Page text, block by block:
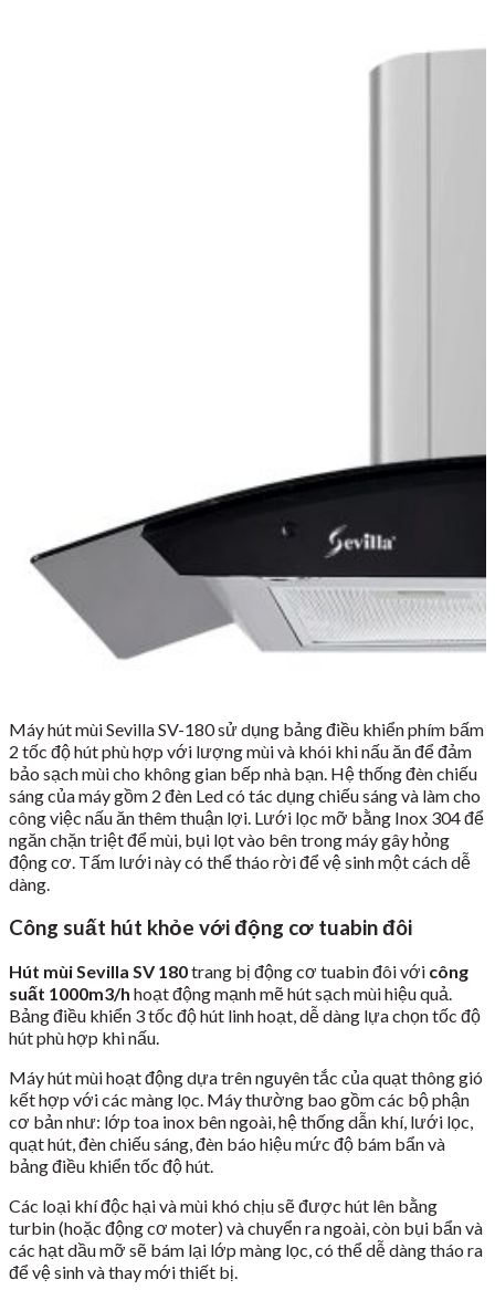
Máy hút mùi Sevilla SV-180 sử dụng bảng điều khiển phím bấm
2 tốc độ hút phù hợp với lượng mùi và khói khi nấu ăn để đảm
bảo sạch mùi cho không gian bếp nhà bạn. Hệ thống đèn chiếu
sáng của máy gồm 2 đèn Led có tác dụng chiếu sáng và làm cho
công việc nấu ăn thêm thuận lợi. Lưới lọc mỡ bằng Inox 304 để
ngăn chặn triệt để mùi, bụi lọt vào bên trong máy gây hỏng
động cơ. Tấm lưới này có thể tháo rời để vệ sinh một cách dễ
dàng.
Công suất hút khỏe với động cơ tuabin đôi
Hút mùi Sevilla SV 180trang bị động cơ tuabin đôi với công
suất 1000m3/h hoạt động mạnh mẽ hút sạch mùi hiệu quả.
Bảng điều khiển 3 tốc độ hút linh hoạt, dễ dàng lựa chọn tốc độ
hút phù hợp khi nấu.
Máy hút mùi hoạt động dựa trên nguyên tắc của quạt thông gió
kết hợp với các màng lọc. Máy thường bao gồm các bộ phận
cơ bản như: lớp toa inox bên ngoài, hệ thống dẫn khí, lưới lọc,
quạt hút, đèn chiếu sáng, đèn báo hiệu mức độ bám bẩn và
bảng điều khiển tốc độ hút.
Các loại khí độc hại và mùi khó chịu sẽ được hút lên bằng
turbin (hoặc động cơ moter) và chuyển ra ngoài, còn bụi bẩn và
các hạt dầu mỡ sẽ bám lại lớp màng lọc, có thể dễ dàng tháo ra
để vệ sinh và thay mới thiết bị.